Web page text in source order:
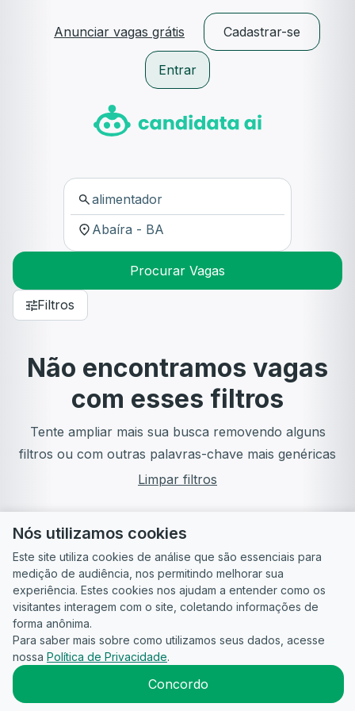
Anunciar vagas grátis Cadastrar-se
Entrar
Procurar Vagas
Filtros
Não encontramos vagas
com esses filtros
Tente ampliar mais sua busca removendo alguns
filtros ou com outras palavras-chave mais genéricas
Limpar filtros
Guia do
Candidato
Para
empresas
Política de
Privacidade
Termos
2026CandidataAI
Nós utilizamos cookies
Este site utiliza cookies de análise que são essenciais para
medição de audiência, nos permitindo melhorar sua
experiência. Estes cookies nos ajudam a entender como os
visitantes interagem com o site, coletando informações de
forma anônima.
Para saber mais sobre como utilizamos seus dados, acesse
nossa Política de Privacidade.
Concordo